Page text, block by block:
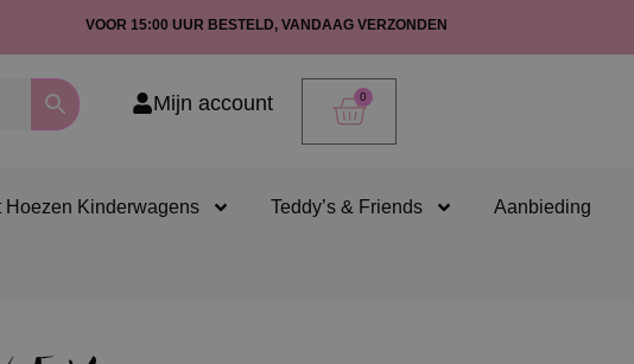
VOOR 15:00 UUR BESTELD, VANDAAG VERZONDEN
Mijn account 0
Hoezen Kinderwagens Teddy’s & Friends Aanbieding